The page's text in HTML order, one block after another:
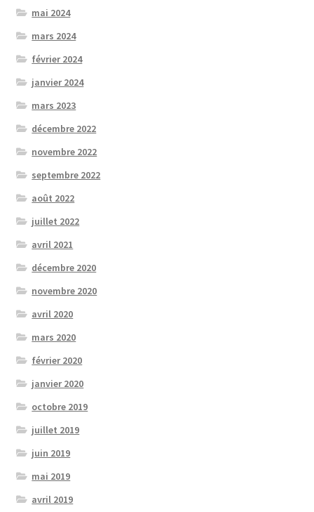
mai 2024
mars 2024
février 2024
janvier 2024
mars 2023
décembre 2022
novembre 2022
septembre 2022
août 2022
juillet 2022
avril 2021
décembre 2020
novembre 2020
avril 2020
mars 2020
février 2020
janvier 2020
octobre 2019
juillet 2019
juin 2019
mai 2019
avril 2019